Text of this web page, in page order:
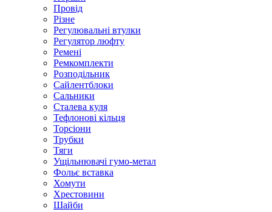
Провід
Різне
Регулювальні втулки
Регулятор люфту
Ремені
Ремкомплекти
Розподільник
Сайлентблоки
Сальники
Сталева куля
Тефлонові кільця
Торсіони
Трубки
Тяги
Ущільнювачі гумо-метал
Фольє вставка
Хомути
Хрестовини
Шайби